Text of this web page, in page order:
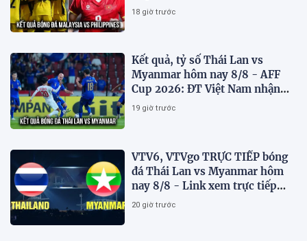
Nam lộ diện
18 giờ trước
Kết quả, tỷ số Thái Lan vs
Myanmar hôm nay 8/8 - AFF
Cup 2026: ĐT Việt Nam nhận
tin vui
19 giờ trước
VTV6, VTVgo TRỰC TIẾP bóng
đá Thái Lan vs Myanmar hôm
nay 8/8 - Link xem trực tiếp
AFF Cup 2026 mới nhất
20 giờ trước